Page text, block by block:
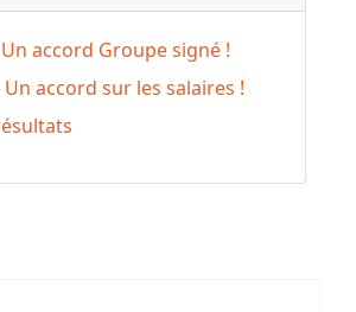
accord Groupe signé !
Un accord sur les salaires !